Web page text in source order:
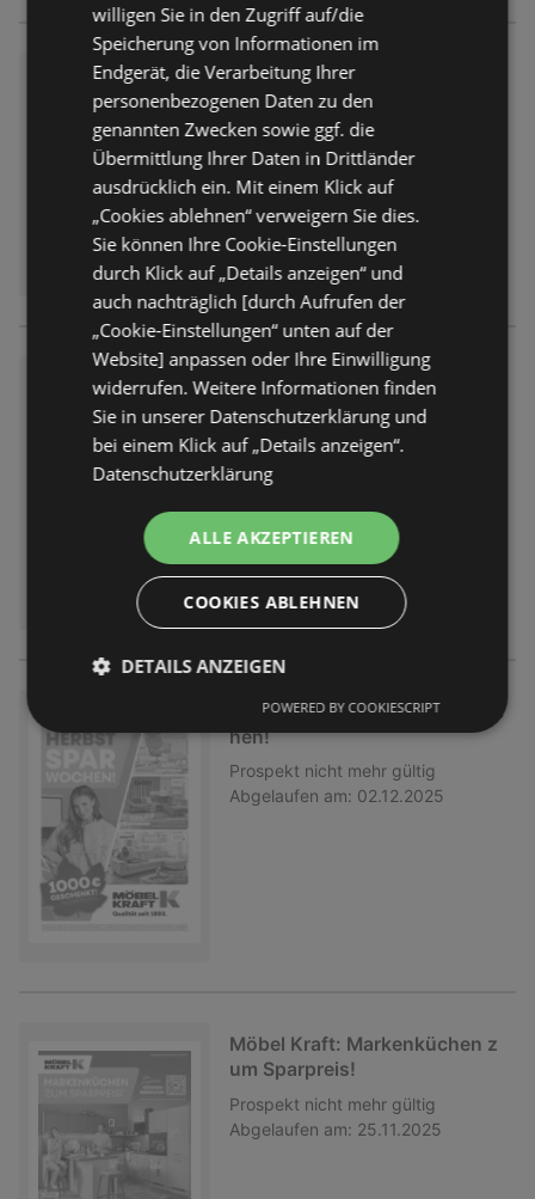
Möbel Kraft: Stilvolle Gemütlic
hkeit zum Sonderpreis
Prospekt nicht mehr gültig
Abgelaufen am: 16.12.2025
Möbel Kraft: Herbst Spar-Woc
Prospekt nicht mehr gültig
02.12.2025
Möbel Kraft: Herbst Spar-Woc
hen!
Prospekt nicht mehr gültig
Abgelaufen am: 02.12.2025
Möbel Kraft: Markenküchen z
um Sparpreis!
Prospekt nicht mehr gültig
Abgelaufen am: 25.11.2025
willigen Sie in den Zugriff auf/die
Speicherung von Informationen im
Endgerät, die Verarbeitung Ihrer
personenbezogenen Daten zu den
genannten Zwecken sowie ggf. die
Übermittlung Ihrer Daten in Drittländer
ausdrücklich ein. Mit einem Klick auf
„Cookies ablehnen“ verweigern Sie dies.
Sie können Ihre Cookie-Einstellungen
durch Klick auf „Details anzeigen“ und
auch nachträglich [durch Aufrufen der
„Cookie-Einstellungen“ unten auf der
Website] anpassen oder Ihre Einwilligung
widerrufen. Weitere Informationen finden
Sie in unserer Datenschutzerklärung und
bei einem Klick auf „Details anzeigen“.
Datenschutzerklärung
ALLE AKZEPTIEREN
COOKIES ABLEHNEN
DETAILS ANZEIGEN
POWERED BY COOKIESCRIPT